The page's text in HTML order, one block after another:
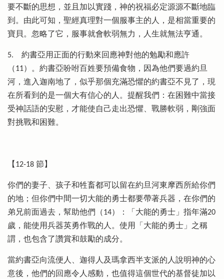
要不斷的思想，並且加以實踐，神的祝福必定源源不斷地臨
到。由此可知，聖經真理對一個服事主的人，是相當重要的
寶貝。忽略了它，服事就會軟弱無力，人生就無法亨通。
5.
約書亞用正面的行動來回應神對他的勉勵和應許
（11）。約書亞吩咐百姓要預備食物，因為他們要過約旦
河，進入迦南地了，似乎那個充滿恐懼的約書亞不見了，現
在所看到的是一個大有信心的人。提醒我們：在困難中當接
受神話語的安慰，才能使自己走出恐懼、戰勝軟弱，剛強面
對挑戰和困難。
【12-18 節】
你們的妻子、孩子和牲畜都可以留在約旦河東摩西所給你們
的地；但你們中間一切大能的勇士都要帶著兵器，在你們的
弟兄前面過去，幫助他們（14）：「大能的勇士」指年滿20
歲，能使用兵器英勇作戰的人。使用「大能的勇士」之稱
謂，也包含了讚賞和鼓勵的成分。
當約書亞向流便人、迦得人及瑪拿西半支派的人說明神的心
意後，他們的回應令人感動，也值得這個世代的基督徒加以